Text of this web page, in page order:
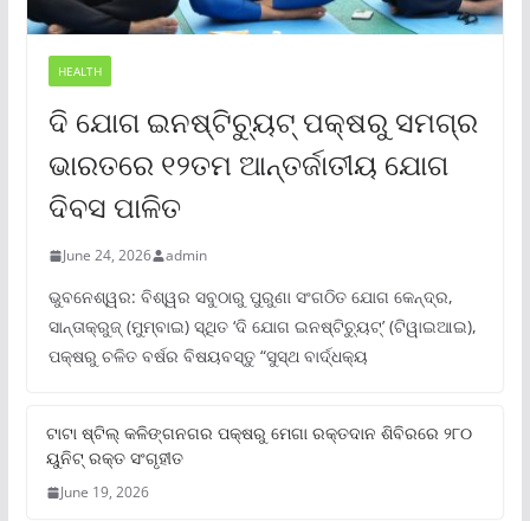
HEALTH
ଦି ଯୋଗ ଇନଷ୍ଟିଚ୍ୟୁଟ୍ ପକ୍ଷରୁ ସମଗ୍ର
ଭାରତରେ ୧୨ତମ ଆନ୍ତର୍ଜାତୀୟ ଯୋଗ
ଦିବସ ପାଳିତ
June 24, 2026 admin
ଭୁବନେଶ୍ୱର: ବିଶ୍ୱର ସବୁଠାରୁ ପୁରୁଣା ସଂଗଠିତ ଯୋଗ କେନ୍ଦ୍ର,
ସାନ୍ତାକ୍ରୁଜ୍ (ମୁମ୍ବାଇ) ସ୍ଥିତ ‘ଦି ଯୋଗ ଇନଷ୍ଟିଚ୍ୟୁଟ୍‌’ (ଟିୱାଇଆଇ),
ପକ୍ଷରୁ ଚଳିତ ବର୍ଷର ବିଷୟବସ୍ତୁ “ସୁସ୍ଥ ବାର୍ଦ୍ଧକ୍ୟ
ଟାଟା ଷ୍ଟିଲ୍‌ କଳିଙ୍ଗନଗର ପକ୍ଷରୁ ମେଗା ରକ୍ତଦାନ ଶିବିରରେ ୨୮୦
ୟୁନିଟ୍‌ ରକ୍ତ ସଂଗୃହୀତ
June 19, 2026